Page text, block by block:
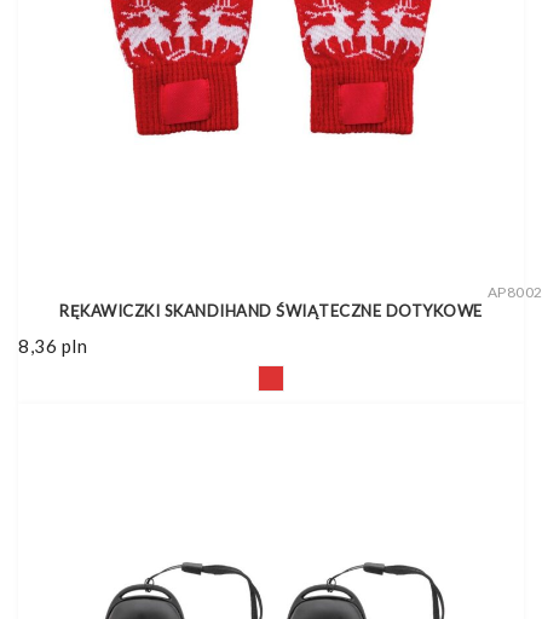
RĘKAWICZKI SKANDIHAND ŚWIĄTECZNE DOTYKOWE
8,36 pln